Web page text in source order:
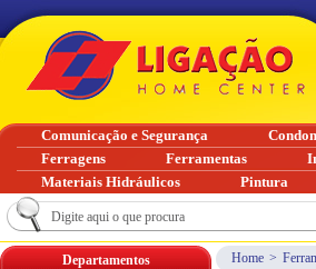
Home >
Departamentos
Comunicação e Segurança
Ferragens
Ferramentas
Materiais Hidráulicos
Pintura